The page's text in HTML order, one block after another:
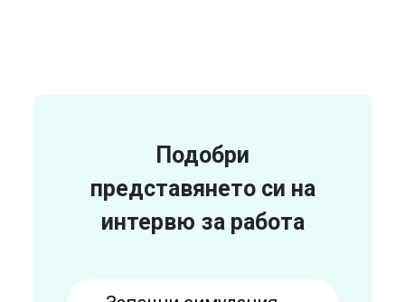
Подобри
представянето си на
интервю за работа